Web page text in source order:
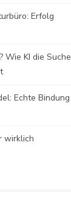
Erfolg
Wie KI die Suche
Echte Bindung
wirklich